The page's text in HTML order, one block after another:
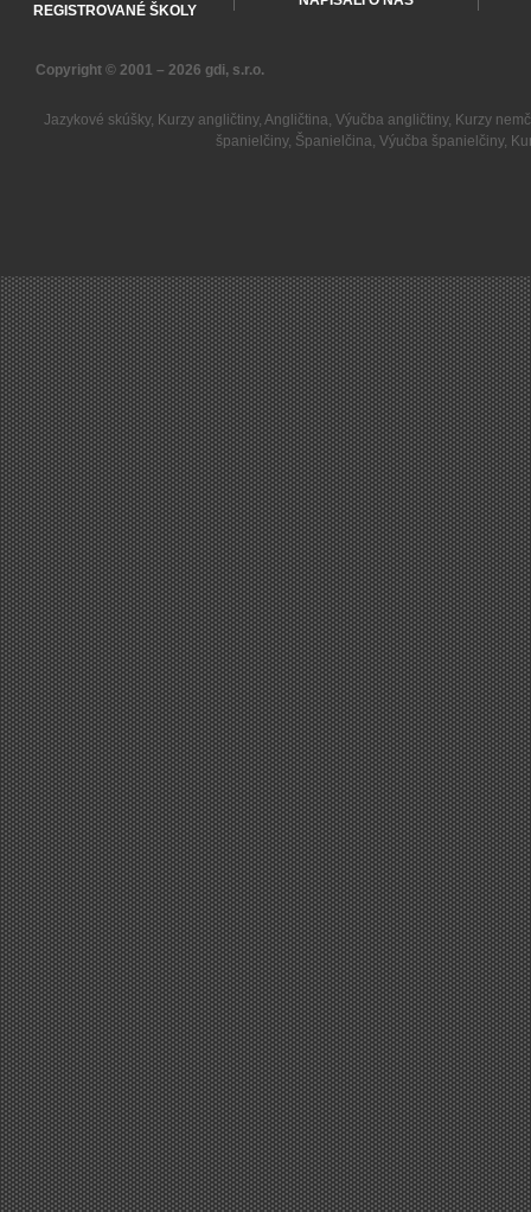
REGISTROVANÉ ŠKOLY
Copyright © 2001 – 2026 gdi, s.r.o.
Jazykové skúšky, Kurzy angličtiny, Angličtina, Výučba angličtiny, Kurzy
španielčiny, Španielčina, Výučba španielčiny,